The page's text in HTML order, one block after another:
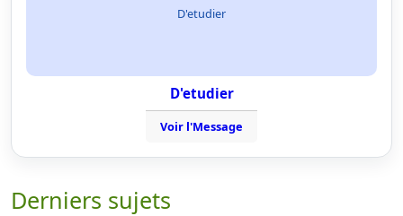
D'etudier
D'etudier
Voir l'Message
Derniers sujets